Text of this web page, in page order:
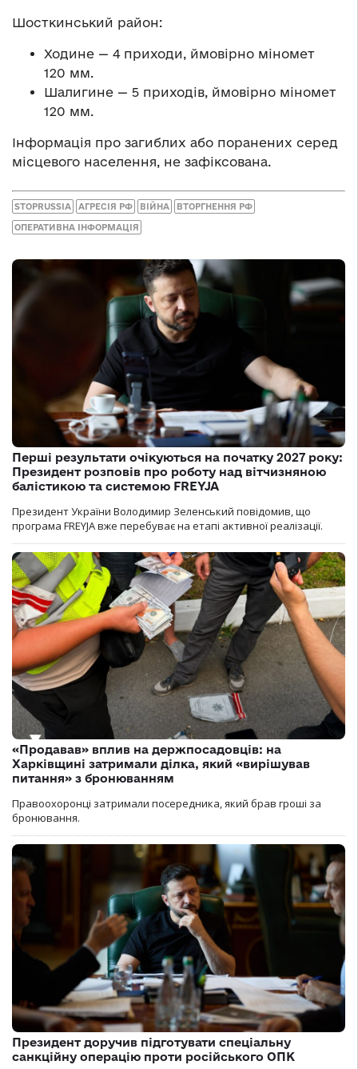
Шосткинський район:
Ходине — 4 приходи, ймовірно міномет
120 мм.
Шалигине — 5 приходів, ймовірно міномет
120 мм.
Інформація про загиблих або поранених серед
місцевого населення, не зафіксована.
STOPRUSSIA АГРЕСІЯ РФ ВІЙНА ВТОРГНЕННЯ РФ
ОПЕРАТИВНА ІНФОРМАЦІЯ
Перші результати очікуються на початку 2027 року:
Президент розповів про роботу над вітчизняною
балістикою та системою FREYJA
Президент України Володимир Зеленський повідомив, що
програма FREYJA вже перебуває на етапі активної реалізації.
«Продавав» вплив на держпосадовців: на
Харківщині затримали ділка, який «вирішував
питання» з бронюванням
Правоохоронці затримали посередника, який брав гроші за
бронювання.
Президент доручив підготувати спеціальну
санкційну операцію проти російського ОПК